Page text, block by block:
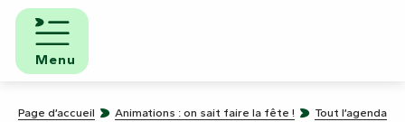
Aller
contenu
principal
Menu
Page d’accueil Animations : on sait faire la fête !
Tout l’agenda